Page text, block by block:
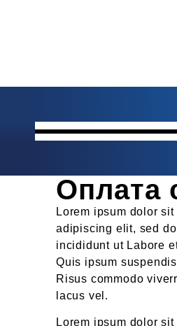
Оплата
Lorem ipsum dolor
adipiscing elit, sed
incididunt ut Labore
Quis ipsum
Risus commodo
lacus vel.
Lorem ipsum dolor